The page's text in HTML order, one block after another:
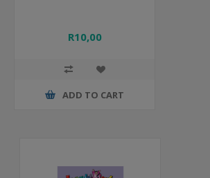
R10,00
ADD TO CART